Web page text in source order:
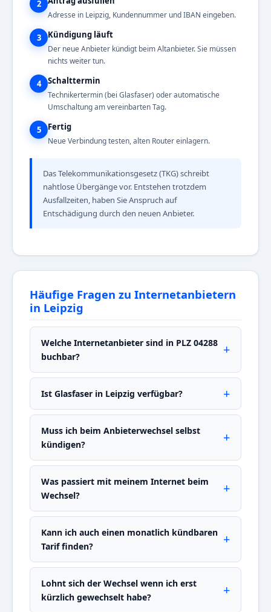
2
Adresse in Leipzig, Kundennummer und IBAN eingeben.
3 Kündigung läuft
Der neue Anbieter kündigt beim Altanbieter. Sie müssen
nichts weiter tun.
4 Schalttermin
Technikertermin (bei Glasfaser) oder automatische
Umschaltung am vereinbarten Tag.
5 Fertig
Neue Verbindung testen, alten Router einlagern.
Das Telekommunikationsgesetz (TKG) schreibt
nahtlose Übergänge vor. Entstehen trotzdem
Ausfallzeiten, haben Sie Anspruch auf
Entschädigung durch den neuen Anbieter.
Häufige Fragen zu Internetanbietern
in Leipzig
Welche Internetanbieter sind in PLZ 04288
buchbar?
Ist Glasfaser in Leipzig verfügbar?
Muss ich beim Anbieterwechsel selbst
kündigen?
Was passiert mit meinem Internet beim
Wechsel?
Kann ich auch einen monatlich kündbaren
Tarif finden?
Lohnt sich der Wechsel wenn ich erst
kürzlich gewechselt habe?